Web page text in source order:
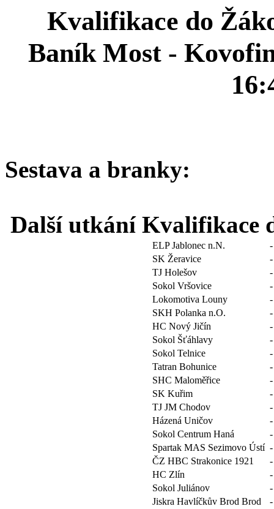
Kvalifikace do
Baník Most -
Sestava a branky:
Další utkání Kvalifikace
ELP Jablonec n.N.
SK Žeravice
TJ Holešov
Sokol Vršovice
Lokomotiva Louny
SKH Polanka n.O.
HC Nový Jičín
Sokol Šťáhlavy
Sokol Telnice
Tatran Bohunice
SHC Maloměřice
SK Kuřim
TJ JM Chodov
Házená Uničov
Sokol Centrum Haná
Spartak MAS Sezimovo Ústí
ČZ HBC Strakonice 1921
HC Zlín
Sokol Juliánov
Jiskra Havlíčkův Brod Brod